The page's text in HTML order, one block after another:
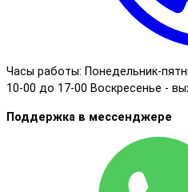
Часы работы: Понедельник-
10-00 до 17-00 Воскресенье -
Поддержка в мессенджере